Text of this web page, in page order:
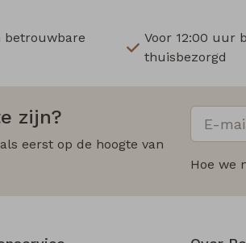
betrouwbare
Voor 12:00 uur
thuisbezorgd
zijn?
eerst op de hoogte van
Hoe we